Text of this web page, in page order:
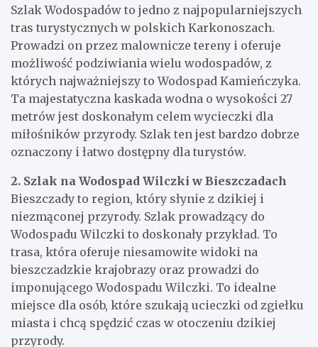
Szlak Wodospadów to jedno z najpopularniejszych
tras turystycznych w polskich Karkonoszach.
Prowadzi on przez malownicze tereny i oferuje
możliwość podziwiania wielu wodospadów, z
których najważniejszy to Wodospad Kamieńczyka.
Ta majestatyczna kaskada wodna o wysokości 27
metrów jest doskonałym celem wycieczki dla
miłośników przyrody. Szlak ten jest bardzo dobrze
oznaczony i łatwo dostępny dla turystów.
2. Szlak na Wodospad Wilczki w Bieszczadach
Bieszczady to region, który słynie z dzikiej i
niezmąconej przyrody. Szlak prowadzący do
Wodospadu Wilczki to doskonały przykład. To
trasa, która oferuje niesamowite widoki na
bieszczadzkie krajobrazy oraz prowadzi do
imponującego Wodospadu Wilczki. To idealne
miejsce dla osób, które szukają ucieczki od zgiełku
miasta i chcą spędzić czas w otoczeniu dzikiej
przyrody.